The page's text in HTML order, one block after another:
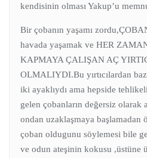
kendisinin olması Yakup’u
Bir çobanın yaşamı
havada yaşamak ve HER
KAPMAYA ÇALIŞAN AÇ
OLMALIYDI.Bu yırtıcılardan
iki ayaklıydı ama hepside
gelen çobanların değersiz olarak
ondan uzaklaşmaya başlamadan
çoban oldugunu söylemesi bile
ve odun ateşinin kokusu ,üstüne